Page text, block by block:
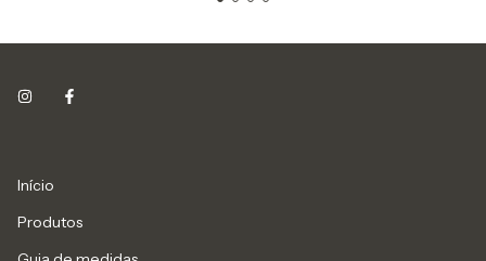
Início
Produtos